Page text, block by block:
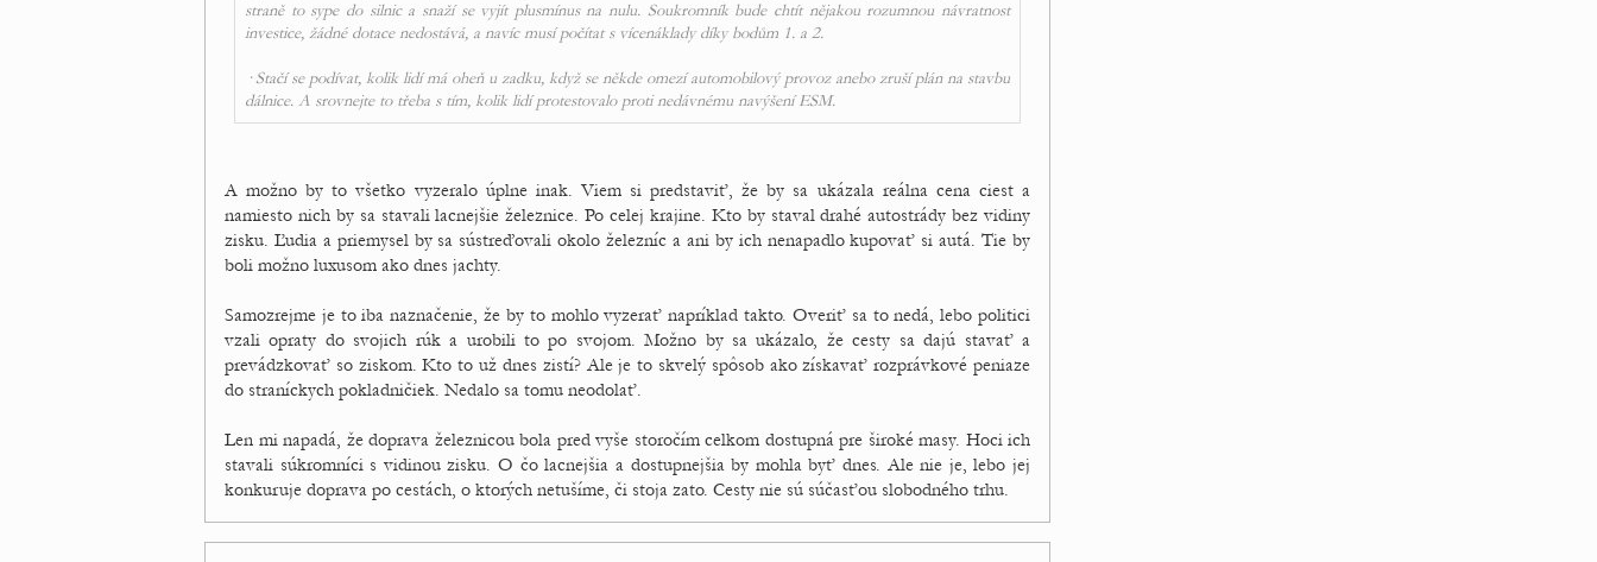
straně to sype do silnic a snaží se vyjít plusmínus na nulu. Soukromník bude chtít nějakou rozumnou návratnost
investice, žádné dotace nedostává, a navíc musí počítat s vícenáklady díky bodům 1. a 2.
· Stačí se podívat, kolik lidí má oheň u zadku, když se někde omezí automobilový provoz anebo zruší plán na stavbu
dálnice. A srovnejte to třeba s tím, kolik lidí protestovalo proti nedávnému navýšení ESM.
A možno by to všetko vyzeralo úplne inak. Viem si predstaviť, že by sa ukázala reálna cena ciest a
namiesto nich by sa stavali lacnejšie železnice. Po celej krajine. Kto by staval drahé autostrády bez vidiny
zisku. Ľudia a priemysel by sa sústreďovali okolo železníc a ani by ich nenapadlo kupovať si autá. Tie by
boli možno luxusom ako dnes jachty.
Samozrejme je to iba naznačenie, že by to mohlo vyzerať napríklad takto. Overiť sa to nedá, lebo politici
vzali opraty do svojich rúk a urobili to po svojom. Možno by sa ukázalo, že cesty sa dajú stavať a
prevádzkovať so ziskom. Kto to už dnes zistí? Ale je to skvelý spôsob ako získavať rozprávkové peniaze
do straníckych pokladničiek. Nedalo sa tomu neodolať.
Len mi napadá, že doprava železnicou bola pred vyše storočím celkom dostupná pre široké masy. Hoci ich
stavali súkromníci s vidinou zisku. O čo lacnejšia a dostupnejšia by mohla byť dnes. Ale nie je, lebo jej
konkuruje doprava po cestách, o ktorých netušíme, či stoja zato. Cesty nie sú súčasťou slobodného trhu.